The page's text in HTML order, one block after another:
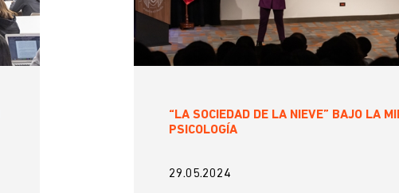
“LA SOCIEDAD DE LA NIEVE” BAJO LA
PSICOLOGÍA
29.05.2024